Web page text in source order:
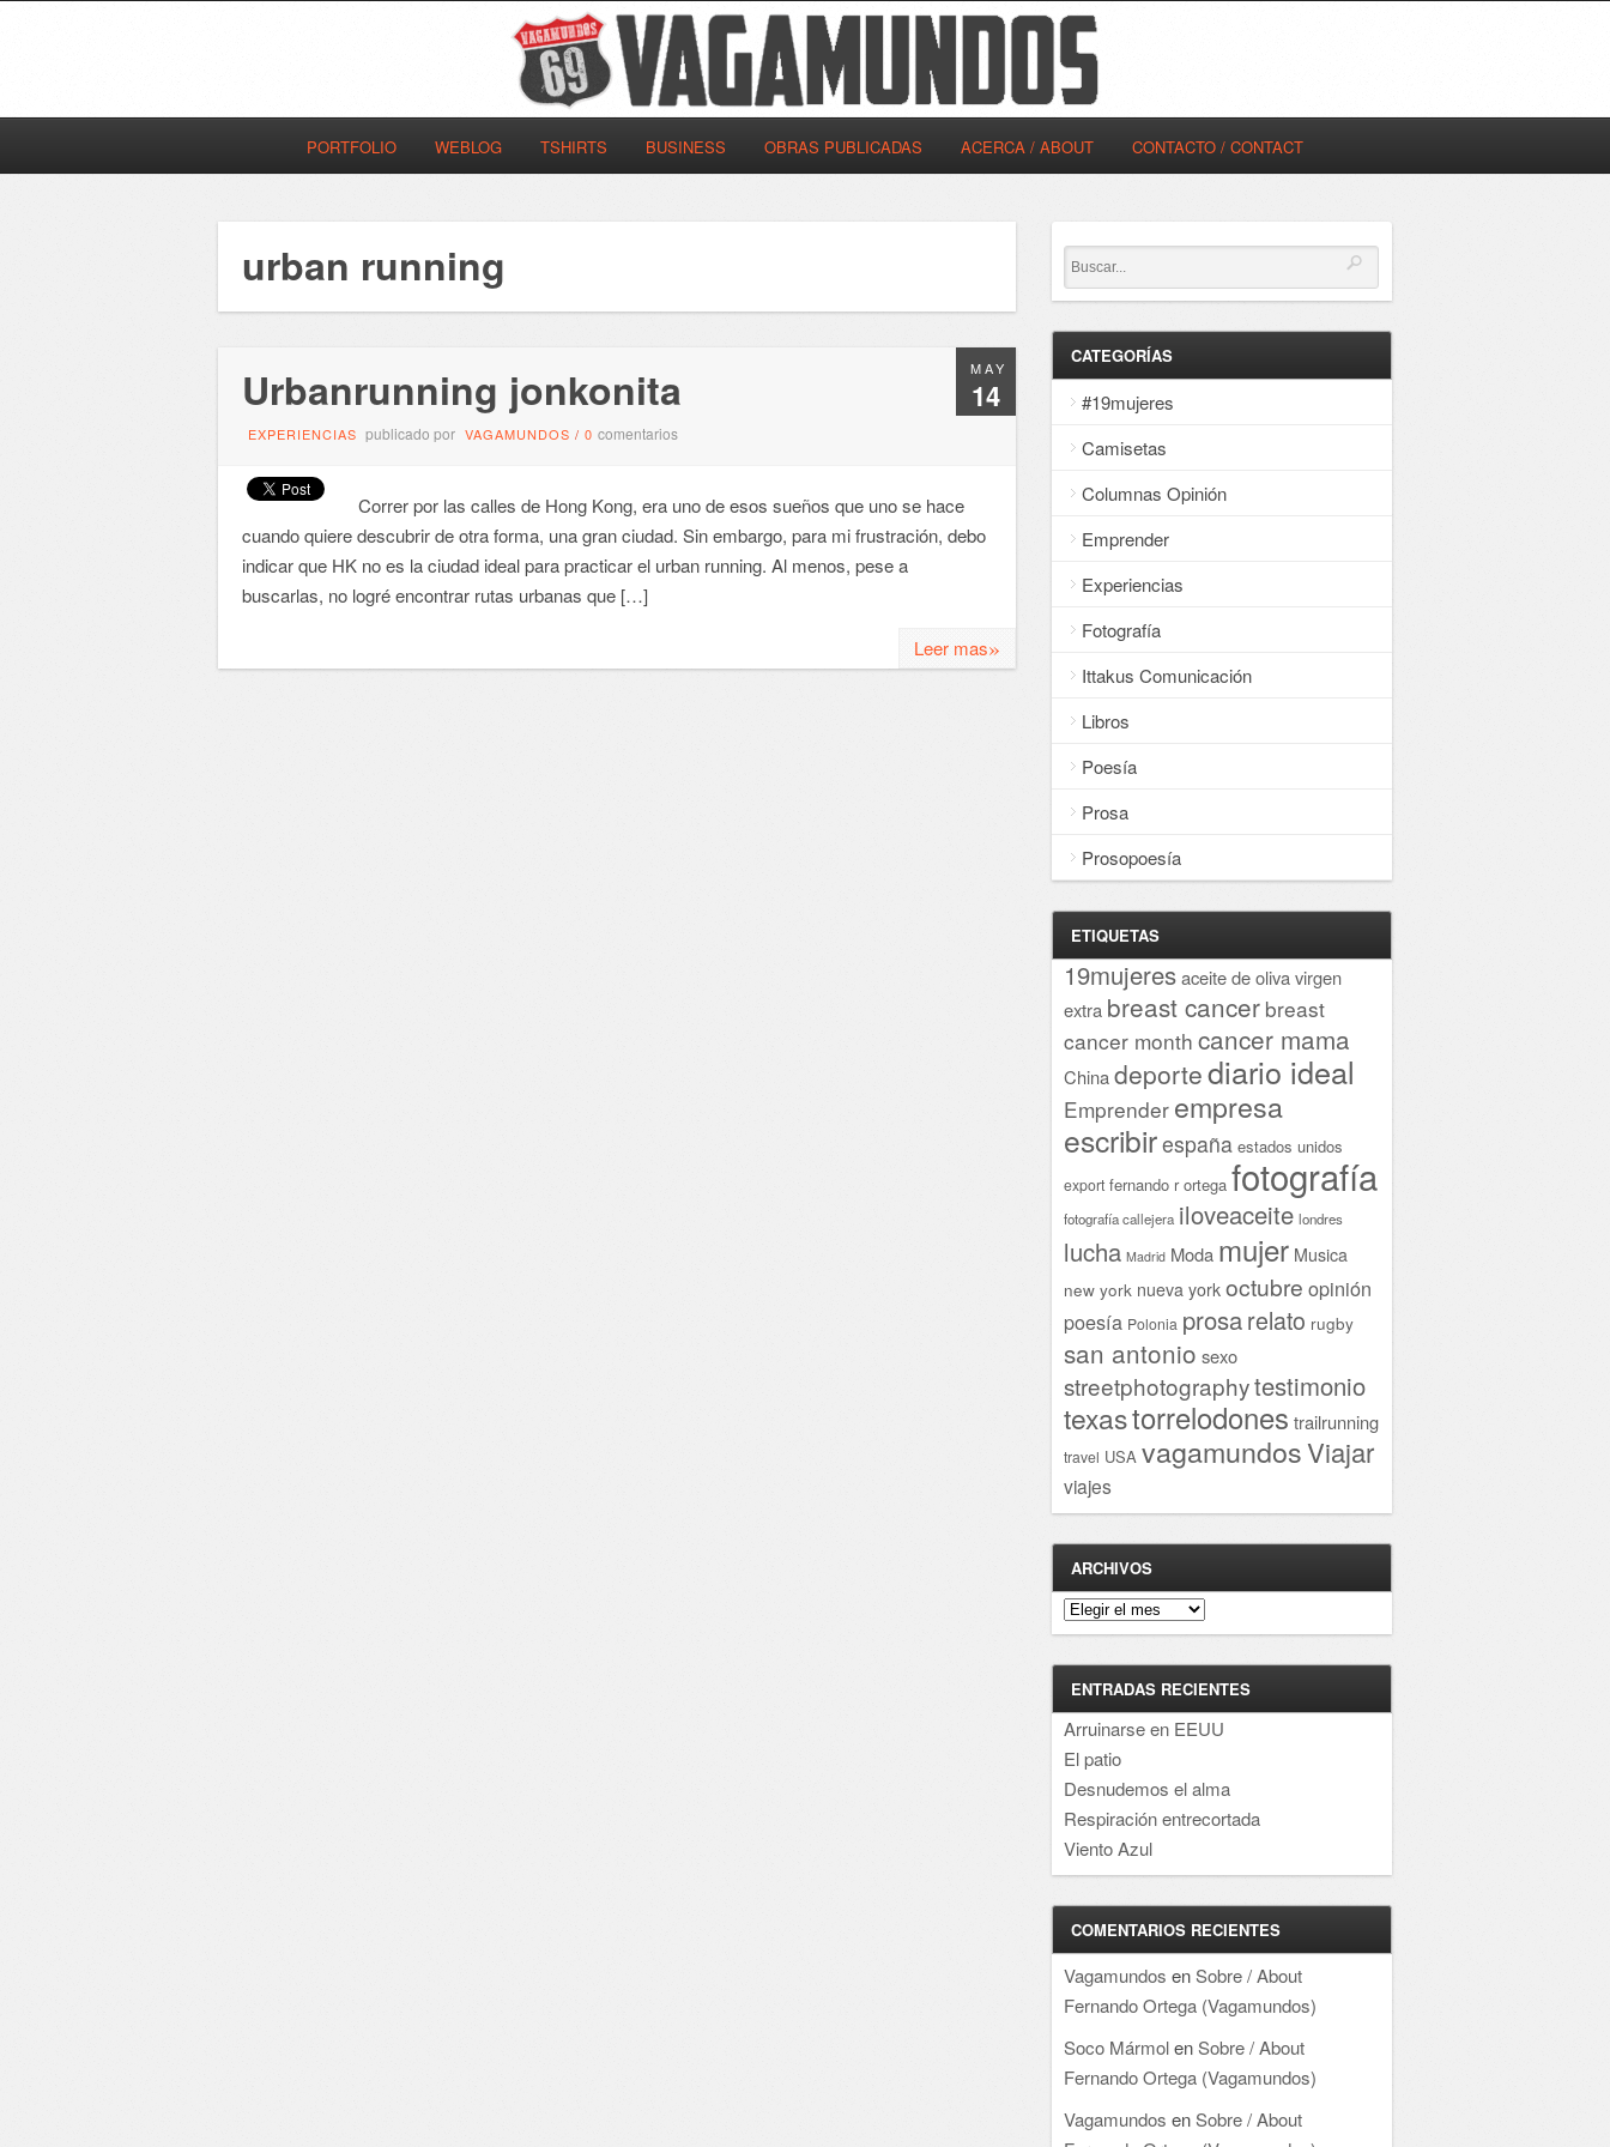
PORTFOLIO WEBLOG TSHIRTS BUSINESS OBRAS PUBLICADAS ACERCA / ABOUT CONTACTO / CONTACT
urban running
MAY
14
Urbanrunning jonkonita
EXPERIENCIAS publicado por VAGAMUNDOS / 0 comentarios
Correr por las calles de Hong Kong, era uno de esos sueños que uno se hace
cuando quiere descubrir de otra forma, una gran ciudad. Sin embargo, para mi frustración, debo
indicar que HK no es la ciudad ideal para practicar el urban running. Al menos, pese a
buscarlas, no logré encontrar rutas urbanas que […]
Leer mas»
CATEGORÍAS
#19mujeres
Camisetas
Columnas Opinión
Emprender
Experiencias
Fotografía
Ittakus Comunicación
Libros
Poesía
Prosa
Prosopoesía
ETIQUETAS
19mujeresaceite de oliva virgen
extra breast cancer breast
cancer month cancer mama
Chinadeportediario ideal
Emprender empresa
escribirespaña estados unidos
export fernando r ortega fotografía
fotografía callejera iloveaceite londres
lucha Madrid Moda mujer Musica
new york nueva york octubre opinión
poesía Polonia prosarelato rugby
san antonio sexo
streetphotographytestimonio
texastorrelodones trailrunning
travel USA vagamundosViajar
viajes
ARCHIVOS
Archivos
ENTRADAS RECIENTES
Arruinarse en EEUU
El patio
Desnudemos el alma
Respiración entrecortada
Viento Azul
COMENTARIOS RECIENTES
Vagamundos enSobre / About
Fernando Ortega (Vagamundos)
Soco MármolenSobre / About
Fernando Ortega (Vagamundos)
Vagamundos enSobre / About